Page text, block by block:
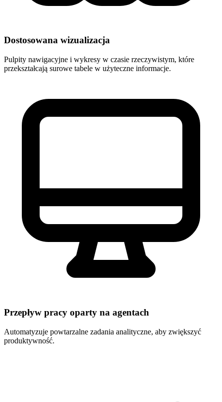
Dostosowana wizualizacja
Pulpity nawigacyjne i wykresy w czasie rzeczywistym, które
przekształcają surowe tabele w użyteczne informacje.
Przepływ pracy oparty na agentach
Automatyzuje powtarzalne zadania analityczne, aby zwiększyć
produktywność.